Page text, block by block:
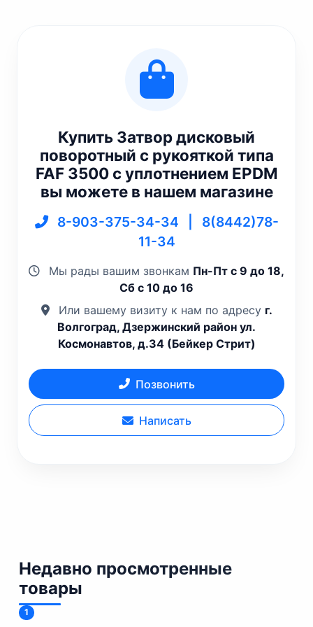
Купить Затвор дисковый
поворотный с рукояткой типа
FAF 3500 c уплотнением EPDM
вы можете в нашем магазине
8-903-375-34-34
8(8442)78-
11-34
Мы рады вашим звонкам Пн-Пт с 9 до 18,
Сб с 10 до 16
Или вашему визиту к нам по адресу г.
Волгоград, Дзержинский район ул.
Космонавтов, д.34 (Бейкер Стрит)
Позвонить
Написать
Недавно просмотренные
товары
1